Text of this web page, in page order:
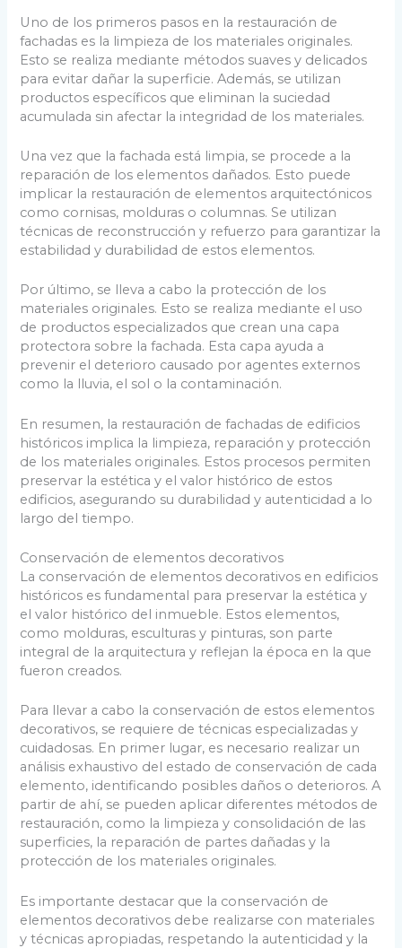
Uno de los primeros pasos en la restauración de
fachadas es la limpieza de los materiales originales.
Esto se realiza mediante métodos suaves y delicados
para evitar dañar la superficie. Además, se utilizan
productos específicos que eliminan la suciedad
acumulada sin afectar la integridad de los materiales.
Una vez que la fachada está limpia, se procede a la
reparación de los elementos dañados. Esto puede
implicar la restauración de elementos arquitectónicos
como cornisas, molduras o columnas. Se utilizan
técnicas de reconstrucción y refuerzo para garantizar la
estabilidad y durabilidad de estos elementos.
Por último, se lleva a cabo la protección de los
materiales originales. Esto se realiza mediante el uso
de productos especializados que crean una capa
protectora sobre la fachada. Esta capa ayuda a
prevenir el deterioro causado por agentes externos
como la lluvia, el sol o la contaminación.
En resumen, la restauración de fachadas de edificios
históricos implica la limpieza, reparación y protección
de los materiales originales. Estos procesos permiten
preservar la estética y el valor histórico de estos
edificios, asegurando su durabilidad y autenticidad a lo
largo del tiempo.
Conservación de elementos decorativos
La conservación de elementos decorativos en edificios
históricos es fundamental para preservar la estética y
el valor histórico del inmueble. Estos elementos,
como molduras, esculturas y pinturas, son parte
integral de la arquitectura y reflejan la época en la que
fueron creados.
Para llevar a cabo la conservación de estos elementos
decorativos, se requiere de técnicas especializadas y
cuidadosas. En primer lugar, es necesario realizar un
análisis exhaustivo del estado de conservación de cada
elemento, identificando posibles daños o deterioros. A
partir de ahí, se pueden aplicar diferentes métodos de
restauración, como la limpieza y consolidación de las
superficies, la reparación de partes dañadas y la
protección de los materiales originales.
Es importante destacar que la conservación de
elementos decorativos debe realizarse con materiales
y técnicas apropiadas, respetando la autenticidad y la